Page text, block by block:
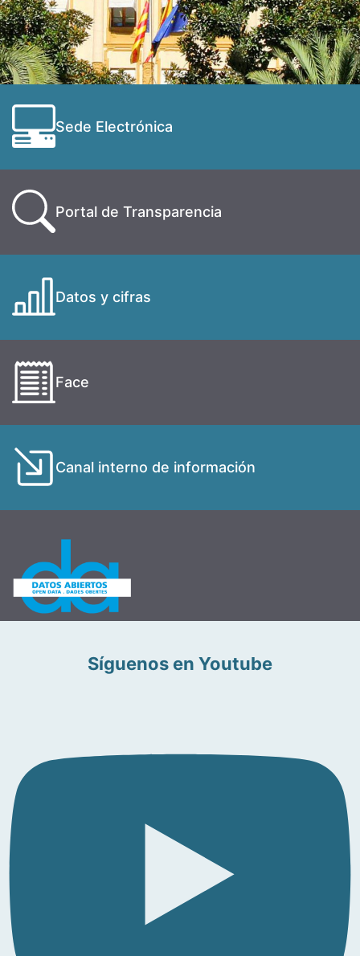
Sede Electrónica
Portal de Transparencia
Datos y cifras
Face
Canal interno de información
Síguenos en Youtube